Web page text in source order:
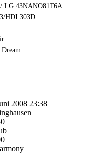
/ LG 43NANO81T6A
HDI 303D
2008 23:38